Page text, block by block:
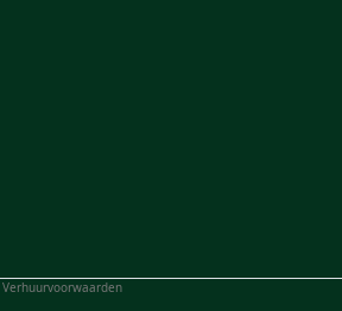
Verhuurvoorwaarden